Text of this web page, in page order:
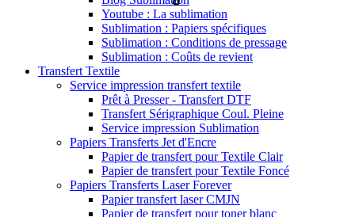
Youtube : La sublimation
Sublimation : Papiers spécifiques
Sublimation : Conditions de pressage
Sublimation : Coûts de revient
Transfert Textile
Service impression transfert textile
Prêt à Presser - Transfert DTF
Transfert Sérigraphique Coul. Pleine
Service impression Sublimation
Papiers Transferts Jet d'Encre
Papier de transfert pour Textile Clair
Papier de transfert pour Textile Foncé
Papiers Transferts Laser Forever
Papier transfert laser CMJN
Papier de transfert pour toner blanc